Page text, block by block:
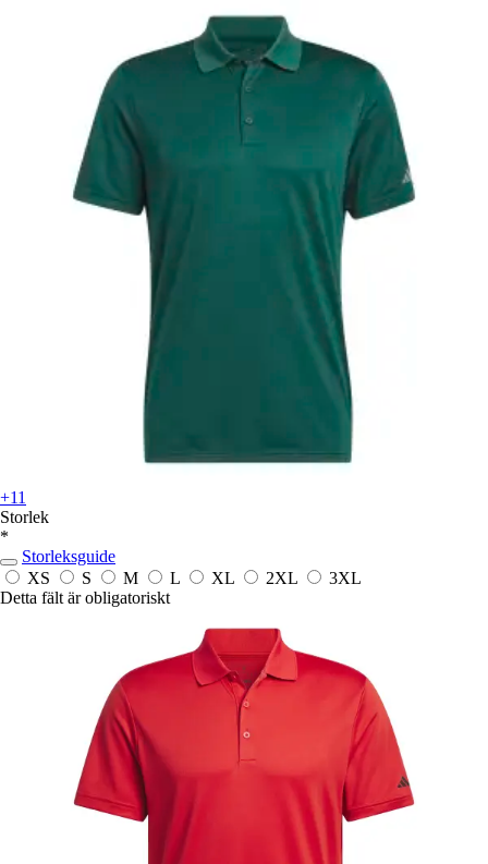
+11
Storlek
*
Storleksguide
XS
S M L XL 2XL
3XL
Detta fält är obligatoriskt